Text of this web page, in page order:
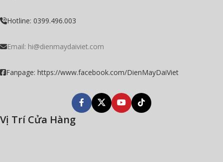
Hotline: 0399.496.003
Email: hi@dienmaydaiviet.com
Fanpage: https://www.facebook.com/DienMayDaiViet
Vị Trí Cửa Hàng